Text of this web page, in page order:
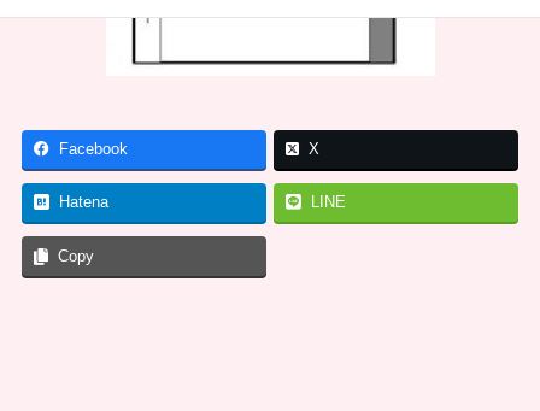
Facebook X
Hatena LINE
Copy